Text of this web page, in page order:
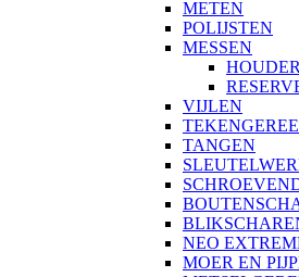
METEN
POLIJSTEN
MESSEN
VIJLEN
TANGEN
NEO
MOER EN